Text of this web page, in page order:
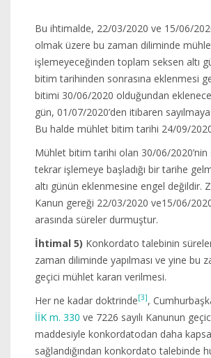
Bu ihtimalde, 22/03/2020 ve 15/06/
olmak üzere bu zaman diliminde
işlemeyeceğinden toplam seksen altı
bitim tarihinden sonrasına eklenmesi
bitimi 30/06/2020 olduğundan
gün, 01/07/2020’den itibaren
Bu halde mühlet bitim tarihi 24/09/
Mühlet bitim tarihi olan 30/06/2020’nin
tekrar işlemeye başladığı bir tarihe
altı günün eklenmesine engel değildir.
Kanun gereği 22/03/2020 ve15/06/
arasında süreler durmuştur.
İhtimal 5) Konkordato talebinin
zaman diliminde yapılması ve yine bu
geçici mühlet kararı verilmesi.
Her ne kadar doktrinde[3],
İİK m. 330 ve 7226 sayılı Kanunun
maddesiyle konkordatodan daha
sağlandığından konkordato talebinde